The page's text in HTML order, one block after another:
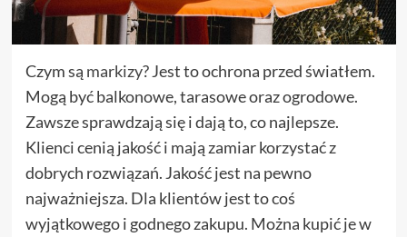
Czym są markizy? Jest to ochrona przed światłem.
Mogą być balkonowe, tarasowe oraz ogrodowe.
Zawsze sprawdzają się i dają to, co najlepsze.
Klienci cenią jakość i mają zamiar korzystać z
dobrych rozwiązań. Jakość jest na pewno
najważniejsza. Dla klientów jest to coś
wyjątkowego i godnego zakupu. Można kupić je w